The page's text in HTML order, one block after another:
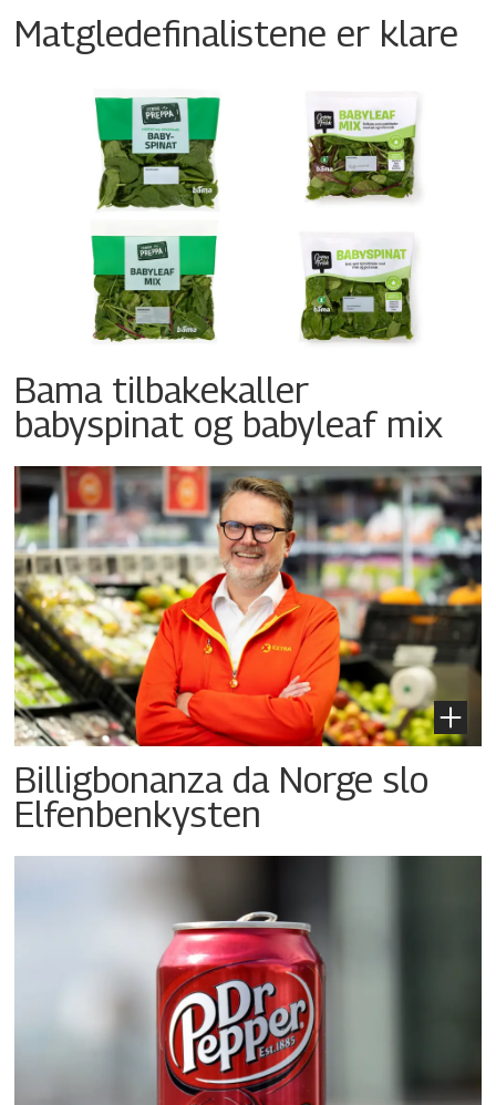
Matgledefinalistene er klare
Bama tilbakekaller
babyspinat og babyleaf mix
Billigbonanza da Norge slo
Elfenbenkysten